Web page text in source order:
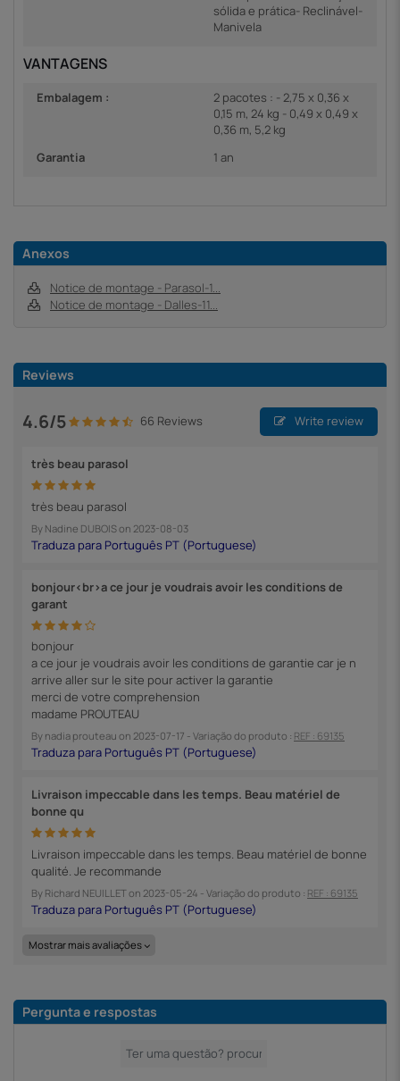
sólida e prática- Reclinável-
Manivela
VANTAGENS
Embalagem :
2 pacotes : - 2,75 x 0,36 x
0,15 m, 24 kg - 0,49 x 0,49 x
0,36 m, 5,2 kg
Garantia
1 an
Anexos
Notice de montage - Parasol-1...
Notice de montage - Dalles-11...
Reviews
4.6/5 66 Reviews Write review
très beau parasol
très beau parasol
By Nadine DUBOISon 2023-08-03
bonjour<br>a ce jour je voudrais avoir les conditions de
garant
bonjour
a ce jour je voudrais avoir les conditions de garantie car je n
arrive aller sur le site pour activer la garantie
merci de votre comprehension
madame PROUTEAU
By nadia prouteau on 2023-07-17 - Variação do produto : REF : 69135
Livraison impeccable dans les temps. Beau matériel de
bonne qu
Livraison impeccable dans les temps. Beau matériel de bonne
qualité. Je recommande
By Richard NEUILLETon 2023-05-24 - Variação do produto : REF : 69135
Mostrar mais avaliações
Pergunta e respostas